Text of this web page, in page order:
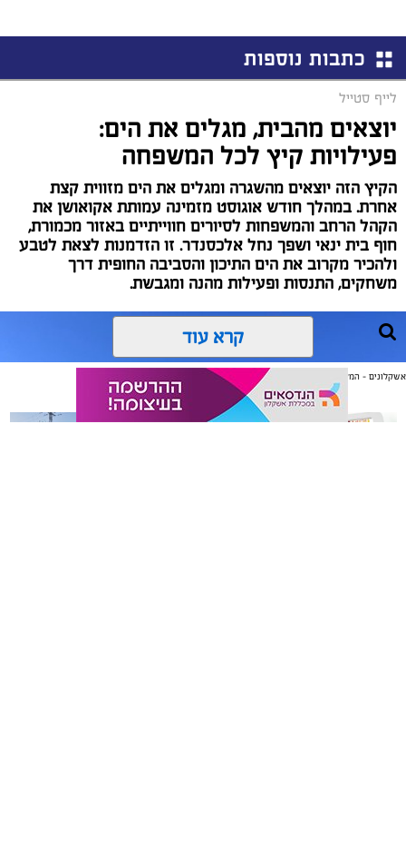
כתבות נוספות
לייף סטייל
יוצאים מהבית, מגלים את הים:
פעילויות קיץ לכל המשפחה
הקיץ הזה יוצאים מהשגרה ומגלים את הים מזווית קצת
אחרת. במהלך חודש אוגוסט מזמינה עמותת אקואושן את
הקהל הרחב והמשפחות לסיורים חווייתיים באזור מכמורת,
חוף בית ינאי ושפך נחל אלכסנדר. זו הזדמנות לצאת לטבע
ולהכיר מקרוב את הים התיכון והסביבה החופית דרך
משחקים, התנסות ופעילות מהנה ומגבשת.
קרא עוד
אשקלונים - המקומון היומי של אשקלון באינטרנט
אולי יעניין אותך גם